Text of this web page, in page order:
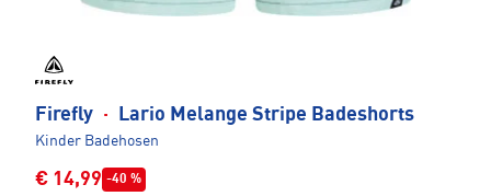
Firefly · Lario Melange Stripe Badeshorts
Kinder Badehosen
€ 14,99 -40 %